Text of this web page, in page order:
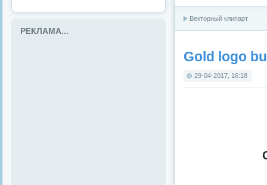
Векторный клипарт
Gold logo
29-04-2017, 16:18
РЕКЛАМА...